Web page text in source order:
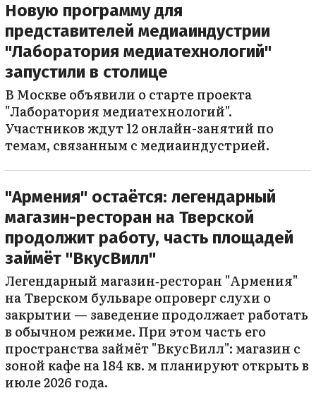
Новую программу для
представителей медиаиндустрии
"Лаборатория медиатехнологий"
запустили в столице
В Москве объявили о старте проекта
"Лаборатория медиатехнологий".
Участников ждут 12 онлайн-занятий по
темам, связанным с медиаиндустрией.
"Армения" остаётся: легендарный
магазин-ресторан на Тверской
продолжит работу, часть площадей
займёт "ВкусВилл"
Легендарный магазин‑ресторан "Армения"
на Тверском бульваре опроверг слухи о
закрытии — заведение продолжает работать
в обычном режиме. При этом часть его
пространства займёт "ВкусВилл": магазин с
зоной кафе на 184 кв. м планируют открыть в
июле 2026 года.